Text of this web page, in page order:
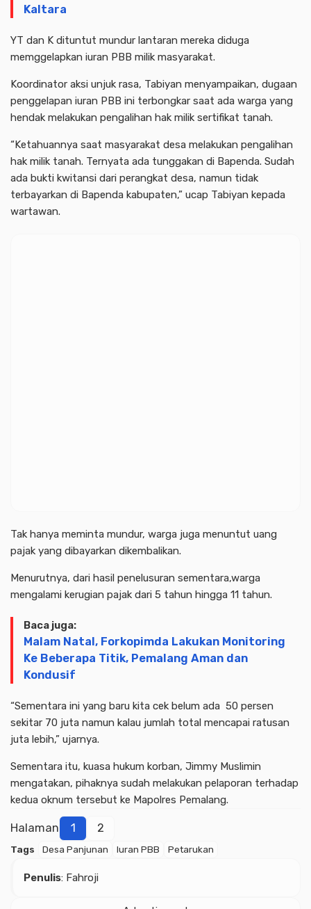
Kaltara
YT dan K dituntut mundur lantaran mereka diduga
memggelapkan iuran PBB milik masyarakat.
Koordinator aksi unjuk rasa, Tabiyan menyampaikan, dugaan
penggelapan iuran PBB ini terbongkar saat ada warga yang
hendak melakukan pengalihan hak milik sertifikat tanah.
“Ketahuannya saat masyarakat desa melakukan pengalihan
hak milik tanah. Ternyata ada tunggakan di Bapenda. Sudah
ada bukti kwitansi dari perangkat desa, namun tidak
terbayarkan di Bapenda kabupaten,” ucap Tabiyan kepada
wartawan.
Tak hanya meminta mundur, warga juga menuntut uang
pajak yang dibayarkan dikembalikan.
Menurutnya, dari hasil penelusuran sementara,warga
mengalami kerugian pajak dari 5 tahun hingga 11 tahun.
Baca juga:
Malam Natal, Forkopimda Lakukan Monitoring
Ke Beberapa Titik, Pemalang Aman dan
Kondusif
“Sementara ini yang baru kita cek belum ada 50 persen
sekitar 70 juta namun kalau jumlah total mencapai ratusan
juta lebih,” ujarnya.
Sementara itu, kuasa hukum korban, Jimmy Muslimin
mengatakan, pihaknya sudah melakukan pelaporan terhadap
kedua oknum tersebut ke Mapolres Pemalang.
Halaman 1 2
Tags Desa Panjunan Iuran PBB Petarukan
Penulis: Fahroji